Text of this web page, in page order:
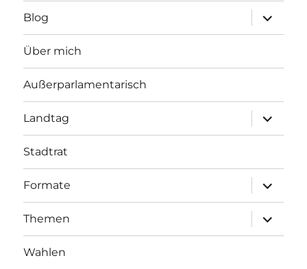
Blog
öffnen
Über mich
Außerparlamentarisch
Landtag
öffnen
Stadtrat
Formate
öffnen
Themen
öffnen
Wahlen